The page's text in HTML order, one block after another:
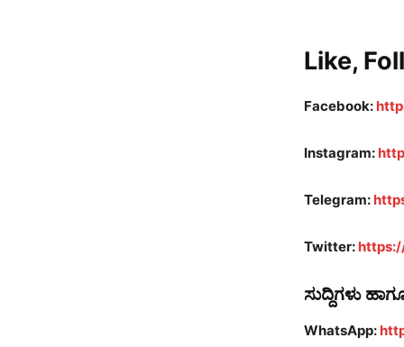
Like,
Facebook:
Instagram:
Telegram:
Twitter:
ಸುದ್ದಿಗಳು
WhatsApp: